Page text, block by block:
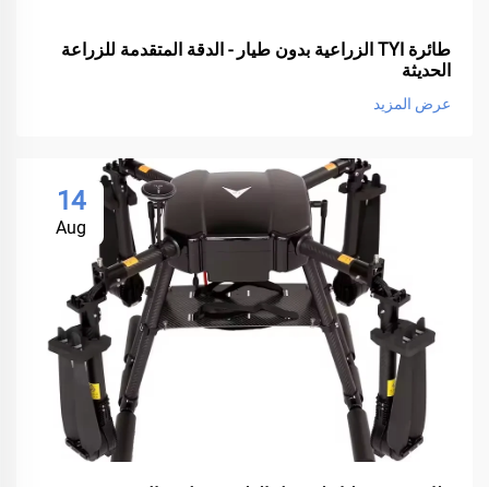
طائرة TYI الزراعية بدون طيار - الدقة المتقدمة للزراعة
الحديثة
عرض المزيد
14
Aug